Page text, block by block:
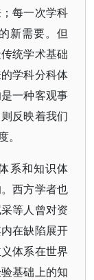
每一次学科
新需要。但
统学术基础
学科分科体
一种客观事
反映着我们
系和知识体
西方学者也
等人曾对资
在缺陷展开
体系在世界
基础上的知